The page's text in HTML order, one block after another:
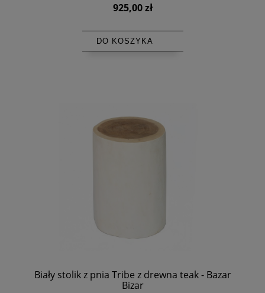
925,00 zł
DO KOSZYKA
Biały stolik z pnia Tribe z drewna teak - Bazar
Bizar